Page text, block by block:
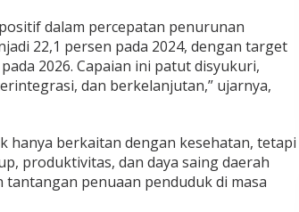
dalam percepatan penurunan
22,1 persen pada 2024, dengan target
2026. Capaian ini patut disyukuri,
dan berkelanjutan,” ujarnya,
hanya berkaitan dengan kesehatan, tetapi
produktivitas, dan daya saing daerah
penuaan penduduk di masa